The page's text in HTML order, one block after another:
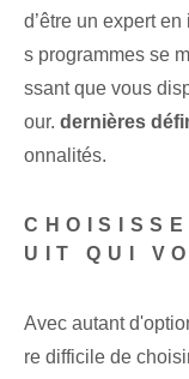
d’être un expert
s programmes se
ssant que vous
our. dernières
onnalités.
UIT QUI
Avec ⁢autant
re difficile de